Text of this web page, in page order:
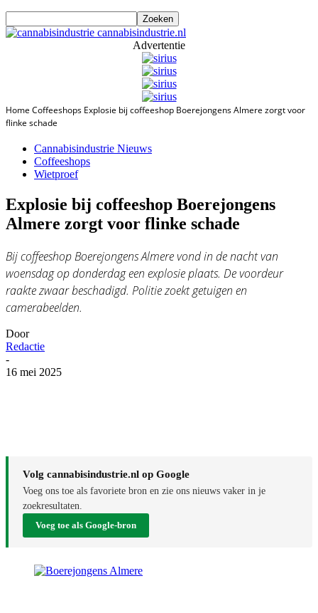
cannabisindustrie.nl
Advertentie
Home Coffeeshops Explosie bij coffeeshop Boerejongens Almere zorgt voor
flinke schade
Cannabisindustrie Nieuws
Coffeeshops
Wietproef
Explosie bij coffeeshop Boerejongens
Almere zorgt voor flinke schade
Bij coffeeshop Boerejongens Almere vond in de nacht van
woensdag op donderdag een explosie plaats. De voordeur
raakte zwaar beschadigd. Politie zoekt getuigen en
camerabeelden.
Door
Redactie
-
16 mei 2025
Volg cannabisindustrie.nl op Google
Voeg ons toe als favoriete bron en zie ons nieuws vaker in je
zoekresultaten.
Voeg toe als Google-bron